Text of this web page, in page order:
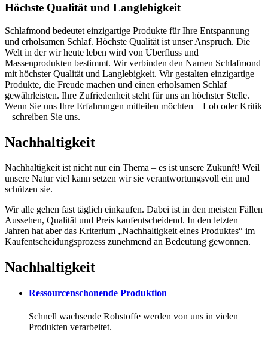
Höchste Qualität und Langlebigkeit
Schlafmond bedeutet einzigartige Produkte für Ihre Entspannung
und erholsamen Schlaf. Höchste Qualität ist unser Anspruch. Die
Welt in der wir heute leben wird von Überfluss und
Massenprodukten bestimmt. Wir verbinden den Namen Schlafmond
mit höchster Qualität und Langlebigkeit. Wir gestalten einzigartige
Produkte, die Freude machen und einen erholsamen Schlaf
gewährleisten. Ihre Zufriedenheit steht für uns an höchster Stelle.
Wenn Sie uns Ihre Erfahrungen mitteilen möchten – Lob oder Kritik
– schreiben Sie uns.
Nachhaltigkeit
Nachhaltigkeit ist nicht nur ein Thema – es ist unsere Zukunft! Weil
unsere Natur viel kann setzen wir sie verantwortungsvoll ein und
schützen sie.
Wir alle gehen fast täglich einkaufen. Dabei ist in den meisten Fällen
Aussehen, Qualität und Preis kaufentscheidend. In den letzten
Jahren hat aber das Kriterium „Nachhaltigkeit eines Produktes“ im
Kaufentscheidungsprozess zunehmend an Bedeutung gewonnen.
Nachhaltigkeit
Ressourcenschonende Produktion
Schnell wachsende Rohstoffe werden von uns in vielen
Produkten verarbeitet.